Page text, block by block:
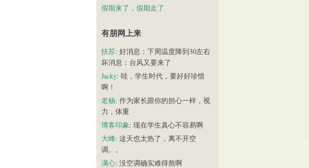
假期来了，假期走了
有朋网上来
扶苏: 好消息：下周温度降到30左右
坏消息：台风又要来了
Jacky: 哇，学生时代，要好好珍惜
啊！
老杨: 作为家长跟你的担心一样，视
力，体重
博客印象: 现在学生真心不容易啊
大峰: 这天也太热了，离不开空
调。。
满心: 没空调确实难得熬啊